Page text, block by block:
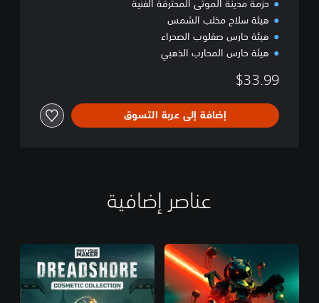
حزمة مدينة الموتى المحترقة الفنية
هيئة سلاح مخلب الشمس
هيئة حارس صقلوب الصحراء
هيئة حارس المحارب الذهبي
$33.99
إضافة إلى عربة التسوق
عناصر إضافية